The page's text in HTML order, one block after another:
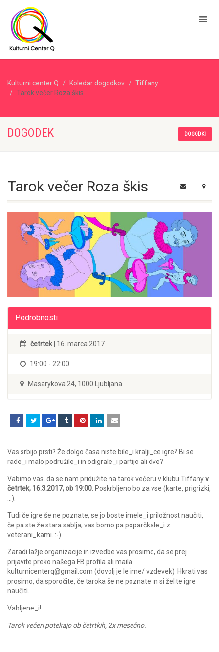
Kulturni center Q Koledar dogodkov
Tiffany
Tarok večer Roza škis
DOGODEK DOGODKI
Tarok večer Roza škis
Podrobnosti
četrtek| 16. marca 2017
19:00 - 22:00
Masarykova 24, 1000 Ljubljana
Vas srbijo prsti? Že dolgo časa niste bile_i kralji_ce igre? Bi se
rade_i malo podružile_i in odigrale_i partijo ali dve?
Vabimo vas, da se nam pridužite na tarok večeru v klubu Tiffanyv
četrtek, 16.3.2017, ob 19:00. Poskrbljeno bo za vse (karte, prigrizki,
…).
Tudi če igre še ne poznate, se jo boste imele_i priložnost naučiti,
če pa ste že stara sablja, vas bomo pa poparčkale_i z
veterani_kami. :-)
Zaradi lažje organizacije in izvedbe vas prosimo, da se prej
prijavite preko našega FB profila ali maila
kulturnicenterq@gmail.com (dovolj je le ime/ vzdevek). Hkrati vas
prosimo, da sporočite, če taroka še ne poznate in si želite igre
naučiti.
Vabljene_i!
Tarok večeri potekajo ob četrtkih, 2x mesečno.